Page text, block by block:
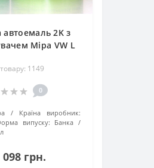
2K з
Mipa VW L
1149
0
Країна виробник:
випуску: Банка
грн.